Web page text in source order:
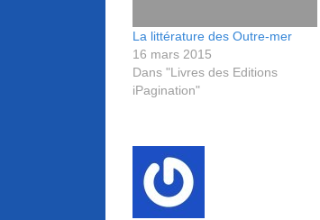
La littérature des Outre-mer
16 mars 2015
Dans "Livres des Editions
iPagination"